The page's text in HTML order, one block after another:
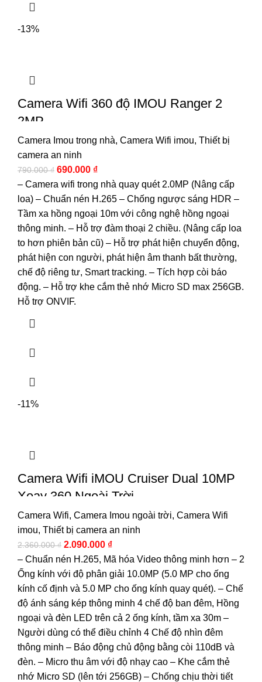
-13%
Camera Wifi 360 độ IMOU Ranger 2
2MP
Camera Imou trong nhà, Camera Wifi imou, Thiết bị
camera an ninh
790.000₫ 690.000 ₫
– Camera wifi trong nhà quay quét 2.0MP (Nâng cấp
loa) – Chuẩn nén H.265 – Chống ngược sáng HDR –
Tầm xa hồng ngoại 10m với công nghệ hồng ngoại
thông minh. – Hỗ trợ đàm thoại 2 chiều. (Nâng cấp loa
to hơn phiên bản cũ) – Hỗ trợ phát hiện chuyển động,
phát hiện con người, phát hiện âm thanh bất thường,
chế độ riêng tư, Smart tracking. – Tích hợp còi báo
động. – Hỗ trợ khe cắm thẻ nhớ Micro SD max 256GB.
Hỗ trợ ONVIF.
-11%
Camera Wifi iMOU Cruiser Dual 10MP
Xoay 360 Ngoài Trời
Camera Wifi, Camera Imou ngoài trời, Camera Wifi
imou, Thiết bị camera an ninh
2.360.000₫ 2.090.000 ₫
– Chuẩn nén H.265, Mã hóa Video thông minh hơn – 2
Ống kính với độ phân giải 10.0MP (5.0 MP cho ống
kính cố định và 5.0 MP cho ống kính quay quét). – Chế
độ ánh sáng kép thông minh 4 chế độ ban đêm, Hồng
ngoại và đèn LED trên cả 2 ống kính, tầm xa 30m –
Người dùng có thể điều chỉnh 4 Chế độ nhìn đêm
thông minh – Báo động chủ động bằng còi 110dB và
đèn. – Micro thu âm với độ nhạy cao – Khe cắm thẻ
nhớ Micro SD (lên tới 256GB) – Chống chịu thời tiết